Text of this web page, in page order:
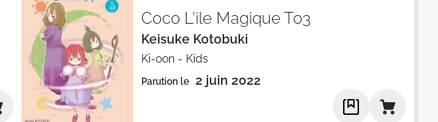
Coco L'ile Magique T03
Keisuke Kotobuki
Ki-oon - Kids
Parution le 2 juin 2022